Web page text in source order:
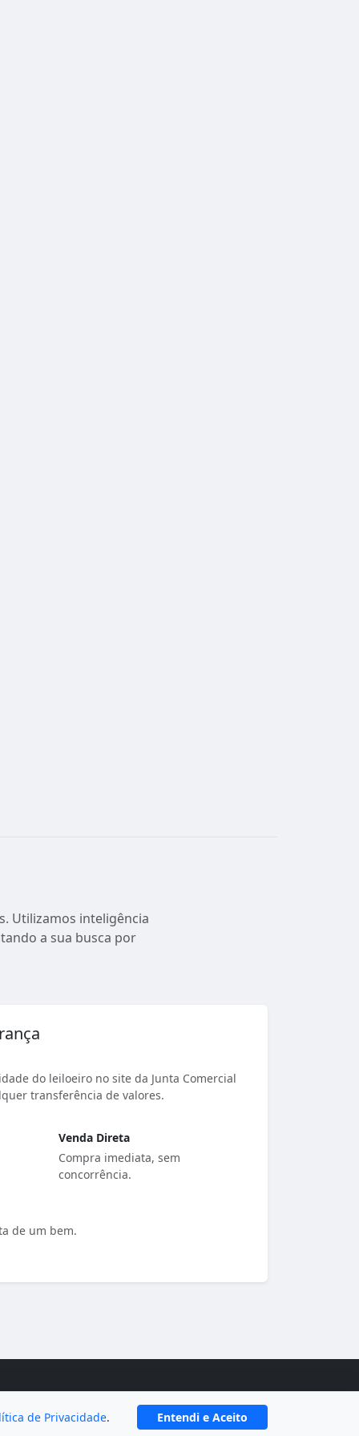
Utilizamos inteligência
a sua busca por
do leiloeiro no site da Junta Comercial
transferência de valores.
Venda Direta
Compra imediata, sem
concorrência.
de um bem.
de Privacidade. Entendi e Aceito